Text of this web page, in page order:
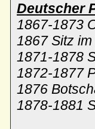
Deutscher
1867-1873
1867 Sitz
1871-1878
1872-1877
1876
1878-1881